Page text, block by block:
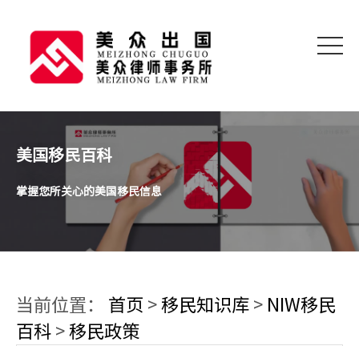
美国移民百科
掌握您所关心的美国移民信息
当前位置： 首页 > 移民知识库 > NIW移民
百科 > 移民政策